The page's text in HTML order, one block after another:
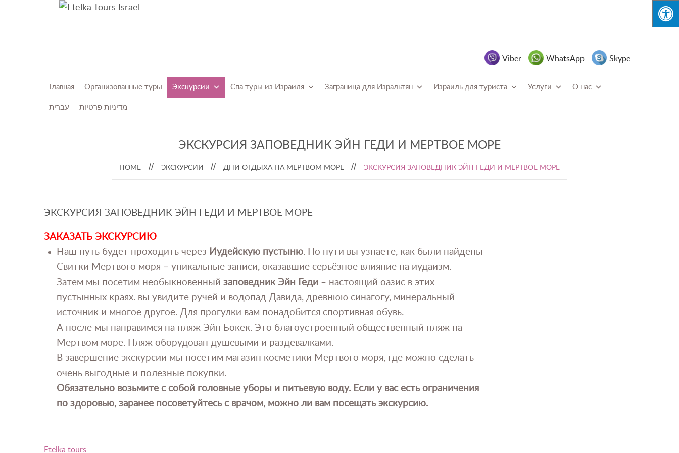
Viber WhatsApp Skype
Главная Организованные туры Экскурсии Спа туры из Израиля Заграница для Изральтян Израиль для туриста Услуги O нас
עברית מדיניות פרטיות
ЭКСКУРСИЯ ЗАПОВЕДНИК ЭЙН ГЕДИ И МЕРТВОЕ МОРЕ
HOME ЭКСКУРСИИ ДНИ ОТДЫХА НА МЕРТВОМ МОРЕ ЭКСКУРСИЯ ЗАПОВЕДНИК ЭЙН ГЕДИ И МЕРТВОЕ МОРЕ
ЭКСКУРСИЯ ЗАПОВЕДНИК ЭЙН ГЕДИ И МЕРТВОЕ МОРЕ
ЗАКАЗАТЬ ЭКСКУРСИЮ
Наш путь будет проходить через Иудейскую пустыню. По пути вы узнаете, как были найдены
Свитки Мертвого моря – уникальные записи, оказавшие серьёзное влияние на иудаизм.
Затем мы посетим необыкновенный заповедник Эйн Геди – настоящий оазис в этих
пустынных краях. вы увидите ручей и водопад Давида, древнюю синагогу, минеральный
источник и многое другое. Для прогулки вам понадобится спортивная обувь.
А после мы направимся на пляж Эйн Бокек. Это благоустроенный общественный пляж на
Мертвом море. Пляж оборудован душевыми и раздевалками.
В завершение экскурсии мы посетим магазин косметики Мертвого моря, где можно сделать
очень выгодные и полезные покупки.
Обязательно возьмите с собой головные уборы и питьевую воду. Если у вас есть ограничения
по здоровью, заранее посоветуйтесь с врачом, можно ли вам посещать экскурсию.
Etelka tours